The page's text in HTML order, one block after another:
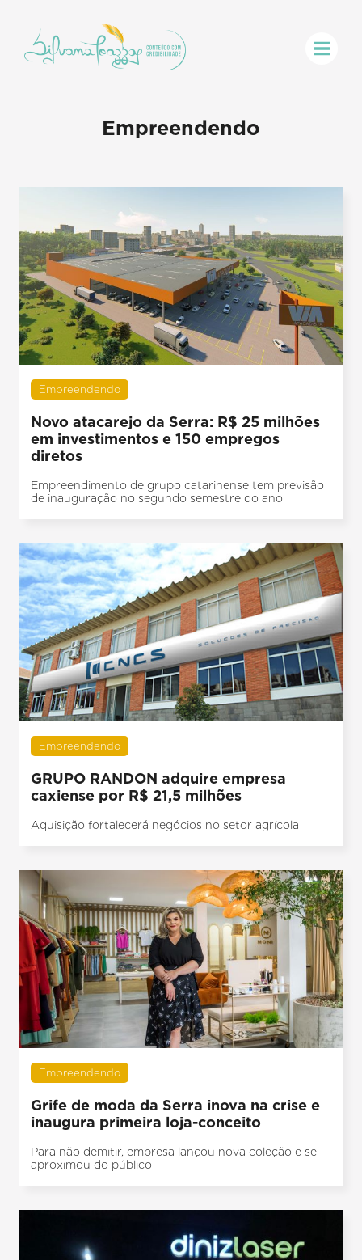
Empreendendo
Empreendendo
Novo atacarejo da Serra: R$ 25 milhões
em investimentos e 150 empregos
diretos
Empreendimento de grupo catarinense tem previsão
de inauguração no segundo semestre do ano
Empreendendo
GRUPO RANDON adquire empresa
caxiense por R$ 21,5 milhões
Aquisição fortalecerá negócios no setor agrícola
Empreendendo
Grife de moda da Serra inova na crise e
inaugura primeira loja-conceito
Para não demitir, empresa lançou nova coleção e se
aproximou do público